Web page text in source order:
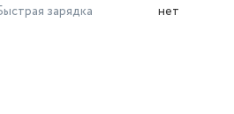
зарядка
нет